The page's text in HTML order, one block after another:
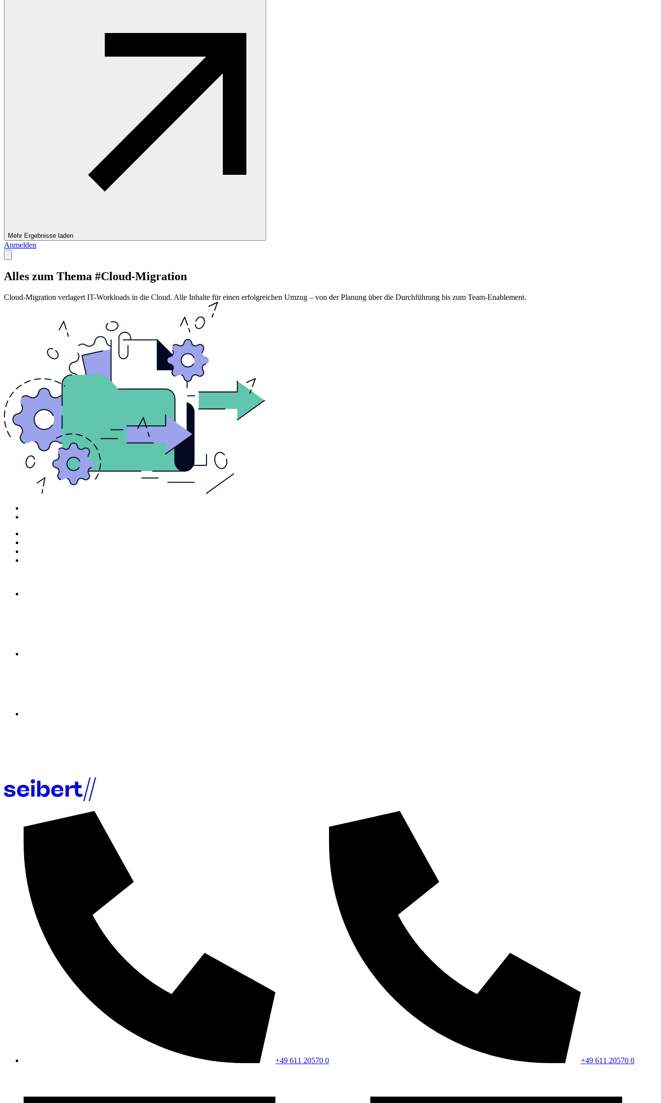
Mehr Ergebnisse laden
Anmelden
Alles zum Thema #Cloud-Migration
Cloud-Migration verlagert IT-Workloads in die Cloud. Alle Inhalte für einen erfolgreichen Umzug – von der Planung über die Durchführung bis zum Team-Enablement.
+49 611 20570 0 +49 611 20570 0